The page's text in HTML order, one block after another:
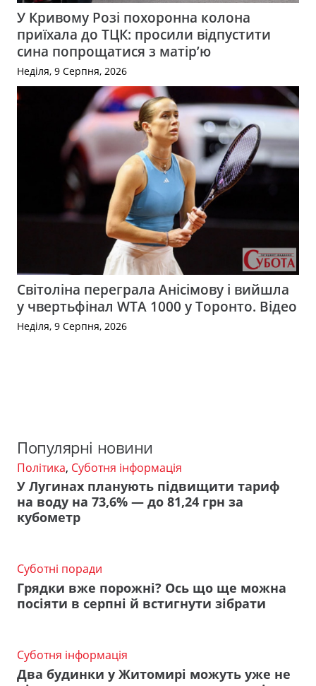
У Кривому Розі похоронна колона
приїхала до ТЦК: просили відпустити
сина попрощатися з матір’ю
Неділя, 9 Серпня, 2026
Світоліна переграла Анісімову і вийшла
у чвертьфінал WTA 1000 у Торонто. Відео
Неділя, 9 Серпня, 2026
Популярні новини
Політика, Суботня інформація
У Лугинах планують підвищити тариф
на воду на 73,6% — до 81,24 грн за
кубометр
Суботні поради
Грядки вже порожні? Ось що ще можна
посіяти в серпні й встигнути зібрати
Суботня інформація
Два будинки у Житомирі можуть уже не